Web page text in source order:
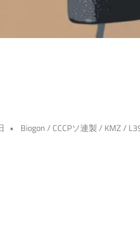
Biogon/ CCCPソ連製/ KMZ/